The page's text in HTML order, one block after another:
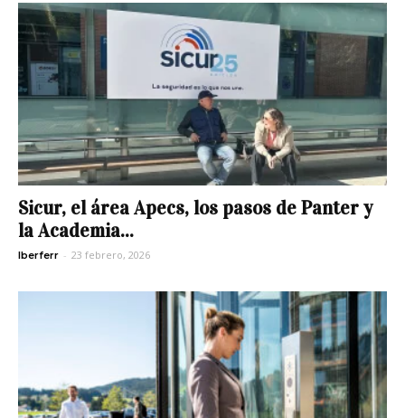
Sicur, el área Apecs, los pasos de Panter y
la Academia...
Iberferr - 23 febrero, 2026